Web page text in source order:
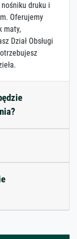
druku i
Oferujemy
maty,
Dział Obsługi